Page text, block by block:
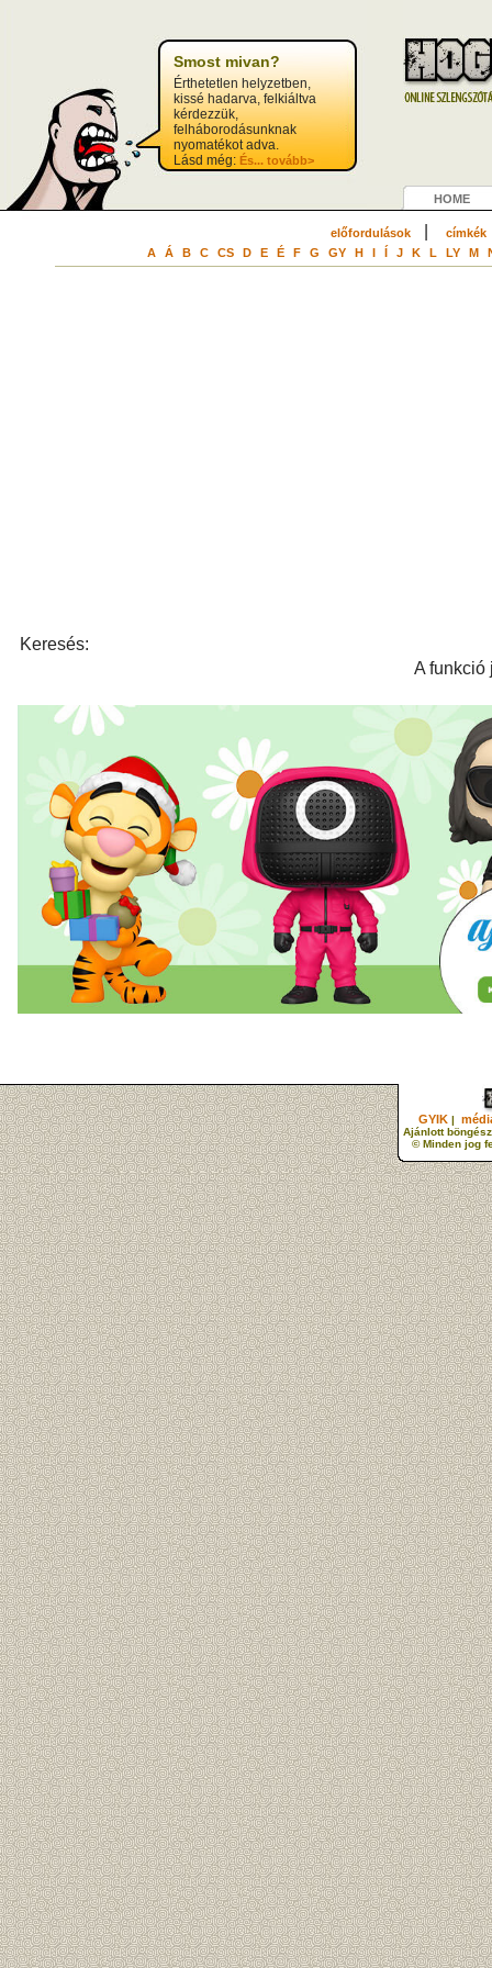
Smost mivan?
Érthetetlen helyzetben,
kissé hadarva, felkiáltva
kérdezzük,
felháborodásunknak
nyomatékot adva.
Lásd még: És... tovább>
HOME
előfordulások| címkék
A Á B C CS D E É F G GY H I Í J K L LY M
Keresés:
A funkció
GYIK |
Ajánlott
© Minden jog